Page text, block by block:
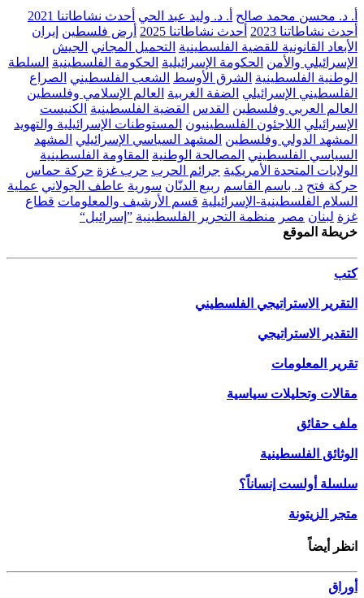
أ. د. محسن محمد صالح أ. د. وليد عبد الحي أحدث نشاطاتنا 2021
أحدث نشاطاتنا 2023
أحدث نشاطاتنا 2025 أرض فلسطين إيران
الأبعاد القانونية للقضية الفلسطينية التحميل المجاني الجيش
الإسرائيلي والأمن الحكومة الإسرائيلية الحكومة الفلسطينية السلطة
الوطنية الفلسطينية الشرق الأوسط الشعب الفلسطيني الصراع
الفلسطيني الإسرائيلي الضفة الغربية العالم الإسلامي وفلسطين
العالم العربي وفلسطين القدس القضية الفلسطينية الكنيست
الإسرائيلي اللاجئون الفلسطينيون المستوطنات الإسرائيلية والتهويد
المشهد الدولي وفلسطين المشهد السياسي الإسرائيلي المشهد
السياسي الفلسطيني المصالحة الوطنية المقاومة الفلسطينية
الولايات المتحدة الأمريكية جرائم الحرب حرب غزة حركة حماس
حركة فتح د. باسم القاسم ربيع الدنّان سورية عاطف الجولاني عملية
السلام الفلسطينية-الإسرائيلية قسم الأرشيف والمعلومات قطاع
غزة لبنان مصر منظمة التحرير الفلسطينية ”إسرائيل“
خريطة الموقع
كتب
التقرير الاستراتيجي الفلسطيني
التقدير الاستراتيجي
تقرير المعلومات
مقالات وتحليلات سياسية
ملف حقائق
الوثائق الفلسطينية
سلسلة أولست إنساناً؟
متجر الزيتونة
انظر أيضاً
أوراق